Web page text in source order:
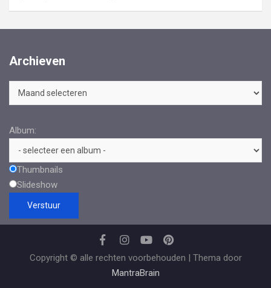
Archieven
Archieven
Album:
Thumbnails
Slideshow
Copyright © alle rechten voorbehouden | Thema door
MantraBrain